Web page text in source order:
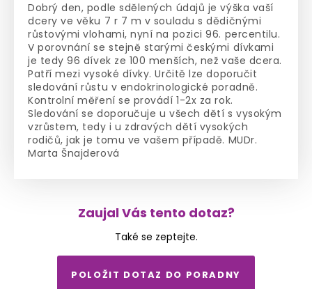
Dobrý den, podle sdělených údajů je výška vaší
dcery ve věku 7 r 7 m v souladu s dědičnými
růstovými vlohami, nyní na pozici 96. percentilu.
V porovnání se stejně starými českými dívkami
je tedy 96 dívek ze 100 menších, než vaše dcera.
Patří mezi vysoké dívky. Určitě lze doporučit
sledování růstu v endokrinologické poradně.
Kontrolní měření se provádí 1-2x za rok.
Sledování se doporučuje u všech dětí s vysokým
vzrůstem, tedy i u zdravých dětí vysokých
rodičů, jak je tomu ve vašem případě. MUDr.
Marta Šnajderová
Zaujal Vás tento dotaz?
Také se zeptejte.
POLOŽIT DOTAZ DO PORADNY